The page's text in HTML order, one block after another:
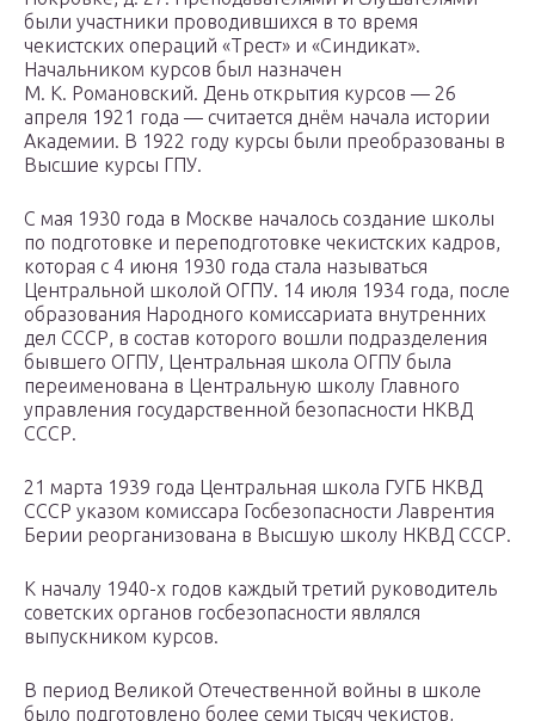
были участники проводившихся в то время
чекистских операций «Трест» и «Синдикат».
Начальником курсов был назначен
М. К. Романовский. День открытия курсов — 26
апреля 1921 года — считается днём начала истории
Академии. В 1922 году курсы были преобразованы в
Высшие курсы ГПУ.
С мая 1930 года в Москве началось создание школы
по подготовке и переподготовке чекистских кадров,
которая с 4 июня 1930 года стала называться
Центральной школой ОГПУ. 14 июля 1934 года, после
образования Народного комиссариата внутренних
дел СССР, в состав которого вошли подразделения
бывшего ОГПУ, Центральная школа ОГПУ была
переименована в Центральную школу Главного
управления государственной безопасности НКВД
СССР.
21 марта 1939 года Центральная школа ГУГБ НКВД
СССР указом комиссара Госбезопасности Лаврентия
Берии реорганизована в Высшую школу НКВД СССР.
К началу 1940-х годов каждый третий руководитель
советских органов госбезопасности являлся
выпускником курсов.
В период Великой Отечественной войны в школе
было подготовлено более семи тысяч чекистов,